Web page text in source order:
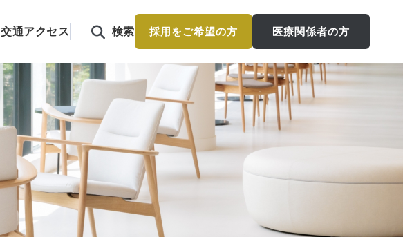
交通アクセス 検索 採用をご希望の方 医療関係者の方